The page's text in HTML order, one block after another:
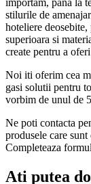
importam, pana la
stilurile de
hoteliere
superioara si
create pentru a
Noi iti oferim cea
gasi solutii pentru
vorbim de unul de
Ne poti contacta
produsele care
Completeaza
Ati putea